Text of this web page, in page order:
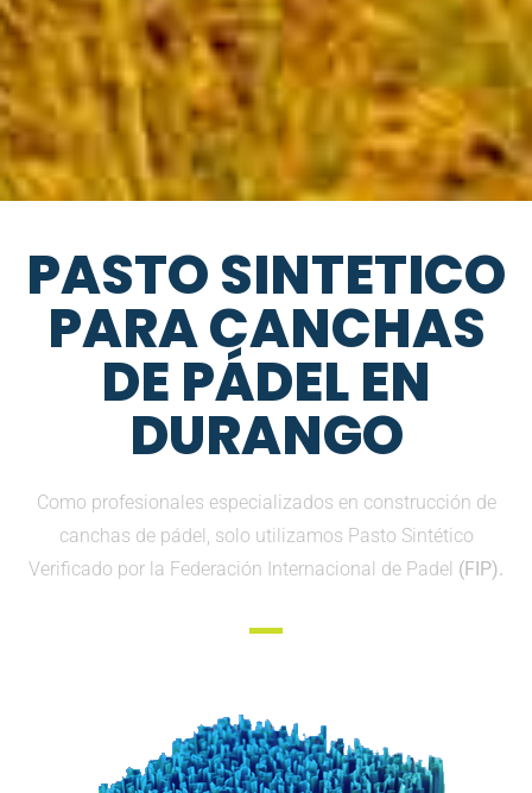
PASTO SINTETICO
PARA CANCHAS
DE PÁDEL EN
DURANGO
Como profesionales especializados en construcción de
canchas de pádel, solo utilizamos Pasto Sintético
Verificado por la Federación Internacional de Padel (FIP).